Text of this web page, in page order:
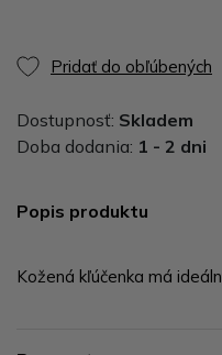
Pridať do obľúbených
Dostupnosť: Skladem
Doba dodania: 1 - 2 dni
Popis produktu
Kožená kľúčenka má